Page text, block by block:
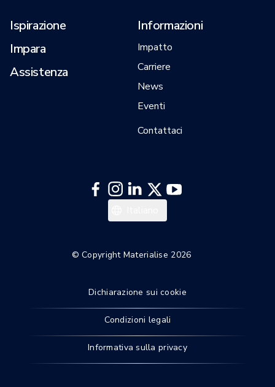
Ispirazione
Impara
Assistenza
Informazioni
Impatto
Carriere
News
Eventi
Contattaci
Français
© Copyright Materialise 2026
Dichiarazione sui cookie
Condizioni legali
Informativa sulla privacy